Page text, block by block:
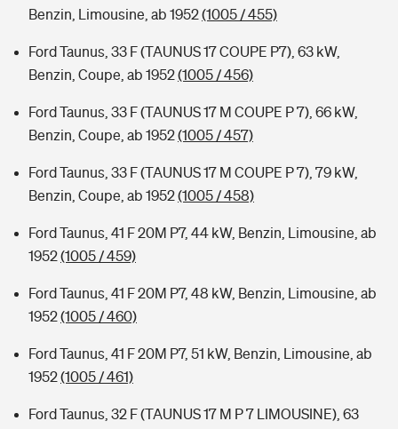
Benzin, Limousine, ab 1952(1005 / 455)
Ford Taunus, 33 F (TAUNUS 17 COUPE P7), 63 kW,
Benzin, Coupe, ab 1952(1005 / 456)
Ford Taunus, 33 F (TAUNUS 17 M COUPE P 7), 66 kW,
Benzin, Coupe, ab 1952(1005 / 457)
Ford Taunus, 33 F (TAUNUS 17 M COUPE P 7), 79 kW,
Benzin, Coupe, ab 1952(1005 / 458)
Ford Taunus, 41 F 20M P7, 44 kW, Benzin, Limousine, ab
1952(1005 / 459)
Ford Taunus, 41 F 20M P7, 48 kW, Benzin, Limousine, ab
1952(1005 / 460)
Ford Taunus, 41 F 20M P7, 51 kW, Benzin, Limousine, ab
1952(1005 / 461)
Ford Taunus, 32 F (TAUNUS 17 M P 7 LIMOUSINE), 63